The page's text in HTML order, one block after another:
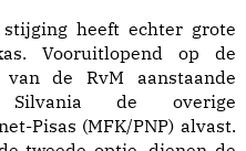
heeft echter grote
Vooruitlopend op de
van de RvM aanstaande
Silvania de overige
Pisas (MFK/PNP) alvast.